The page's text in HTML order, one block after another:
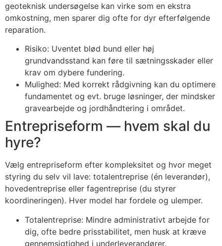
geoteknisk undersøgelse kan virke som en ekstra
omkostning, men sparer dig ofte for dyr efterfølgende
reparation.
Risiko: Uventet blød bund eller høj
grundvandsstand kan føre til sætningsskader eller
krav om dybere fundering.
Mulighed: Med korrekt rådgivning kan du optimere
fundamentet og evt. bruge løsninger, der mindsker
gravearbejde og jordhåndtering i området.
Entrepriseform — hvem skal du
hyre?
Vælg entrepriseform efter kompleksitet og hvor meget
styring du selv vil lave: totalentreprise (én leverandør),
hovedentreprise eller fagentreprise (du styrer
koordineringen). Hver model har fordele og ulemper.
Totalentreprise: Mindre administrativt arbejde for
dig, ofte bedre prisstabilitet, men husk at kræve
gennemsigtighed i underleverandører.